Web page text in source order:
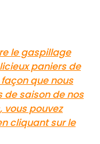
le gaspillage
paniers de
que nous
de saison de nos
vous pouvez
cliquant sur le